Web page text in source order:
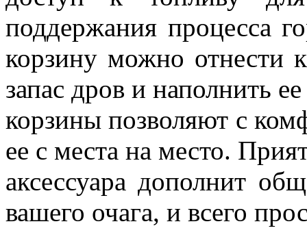
поддержания процесса
корзину можно отнести
запас дров и наполнить
корзины позволяют с
ее с места на место.
аксессуара дополнит
вашего очага, и всего